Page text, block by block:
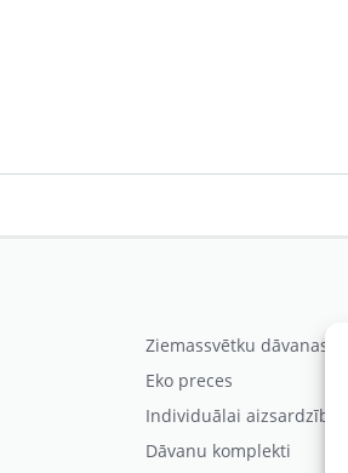
Ziemassvētku dāvanas
Eko preces
Individuālai aizsardzībai
Dāvanu komplekti